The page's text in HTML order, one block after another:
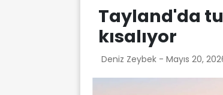
Tayland'da
kısalıyor
Deniz Zeybek - Mayıs 20,